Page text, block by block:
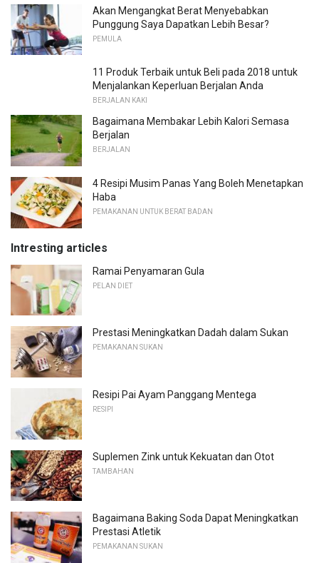
Akan Mengangkat Berat Menyebabkan
Punggung Saya Dapatkan Lebih Besar?
PEMULA
11 Produk Terbaik untuk Beli pada 2018 untuk
Menjalankan Keperluan Berjalan Anda
BERJALAN KAKI
Bagaimana Membakar Lebih Kalori Semasa
Berjalan
BERJALAN
4 Resipi Musim Panas Yang Boleh Menetapkan
Haba
PEMAKANAN UNTUK BERAT BADAN
Intresting articles
Ramai Penyamaran Gula
PELAN DIET
Prestasi Meningkatkan Dadah dalam Sukan
PEMAKANAN SUKAN
Resipi Pai Ayam Panggang Mentega
RESIPI
Suplemen Zink untuk Kekuatan dan Otot
TAMBAHAN
Bagaimana Baking Soda Dapat Meningkatkan
Prestasi Atletik
PEMAKANAN SUKAN